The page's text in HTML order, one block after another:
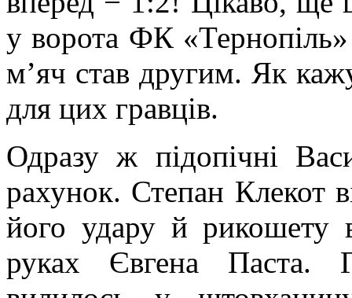
у ворота ФК
м’яч став другим. Як
для цих гравців.
Одразу ж підопічні
рахунок. Степан Клекот
його удару й рикошету
руках Євгена Паста.